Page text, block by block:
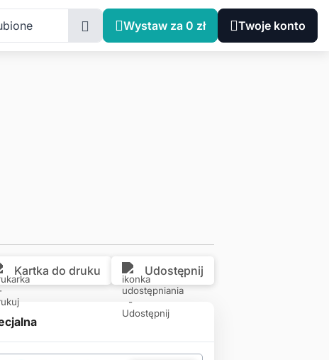
Wystaw za 0 zł Twoje konto
Libertów, Góra Libertowska 12
Kartka do druku Udostępnij